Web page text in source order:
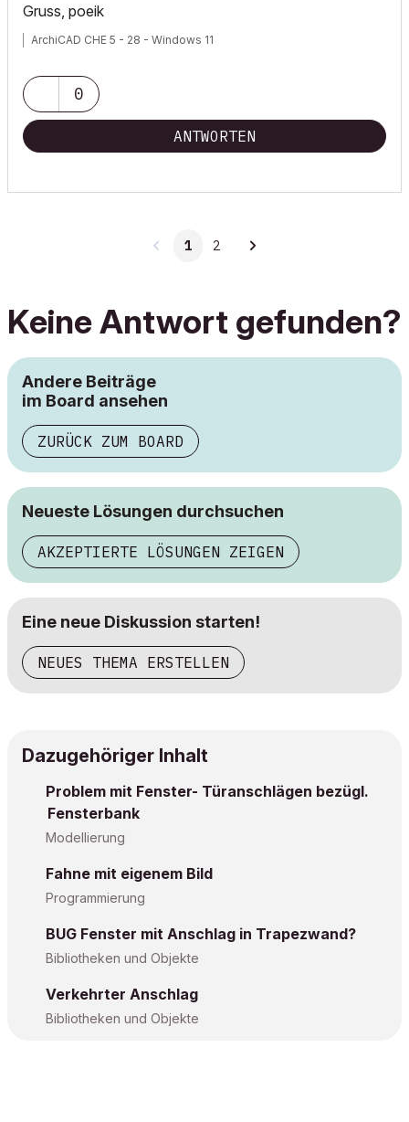
Gruss, poeik
ArchiCAD CHE 5 - 28 - Windows 11
0
ANTWORTEN
1 2
Keine Antwort gefunden?
Andere Beiträge
im Board ansehen
ZURÜCK ZUM BOARD
Neueste Lösungen durchsuchen
AKZEPTIERTE LÖSUNGEN ZEIGEN
Eine neue Diskussion starten!
NEUES THEMA ERSTELLEN
Dazugehöriger Inhalt
Problem mit Fenster- Türanschlägen bezügl.
Fensterbank
Modellierung
Fahne mit eigenem Bild
Programmierung
BUG Fenster mit Anschlag in Trapezwand?
Bibliotheken und Objekte
Verkehrter Anschlag
Bibliotheken und Objekte